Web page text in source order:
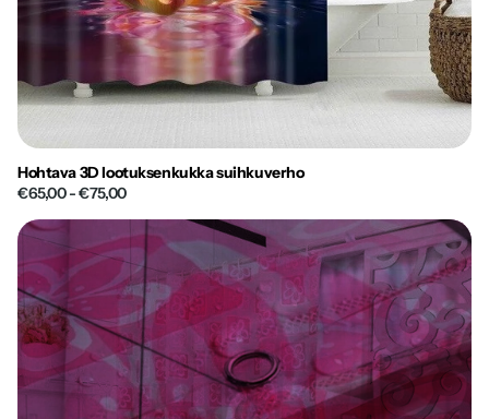
Hohtava 3D lootuksenkukka suihkuverho
€65,00- €75,00